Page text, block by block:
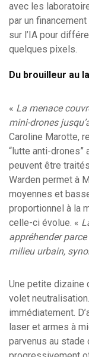
avec les
par un
sur l’IA pour
quelques pixels.
Du brouilleur au
« La menace
mini-drones
Caroline Marotte,
“lutte anti-drones”
peuvent être
Warden permet à
moyennes et
proportionnel à la
celle-ci évolue. «
appréhender
milieu urbain,
Une petite dizaine
volet
immédiatement.
laser et armes à
parvenus au stade